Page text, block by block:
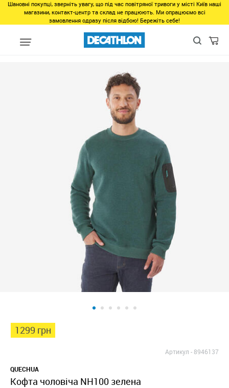
Шановні покупці, зверніть увагу, що під час повітряної тривоги у місті Київ наші
магазини, контакт-центр та склад не працюють. Ми опрацюємо всі
замовлення одразу після відбою! Бережіть себе!
Регіон Мужчинам в Днепре Одежда в Днепре Верх в
1299 грн
Артикул -8946137
QUECHUA
Кофта чоловіча NH100 зелена